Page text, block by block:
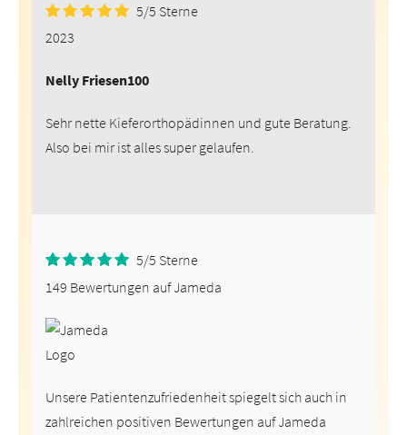
Rated
5/5 Sterne
2023
Nelly Friesen100
Sehr nette Kieferorthopädinnen und gute Beratung.
Also bei mir ist alles super gelaufen.
Rated5.00von 5
5/5 Sterne
149 Bewertungen auf Jameda
Unsere Patientenzufriedenheit spiegelt sich auch in
zahlreichen positiven Bewertungen auf Jameda